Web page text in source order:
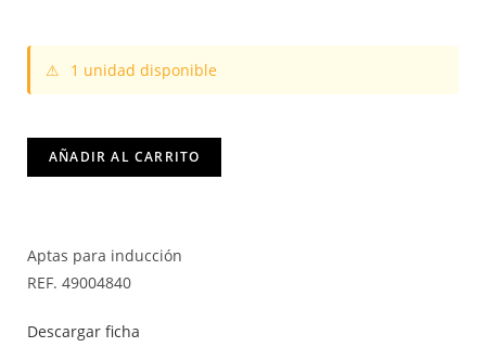
⚠ 1 unidad disponible
AÑADIR AL CARRITO
Aptas para inducción
REF. 49004840
Descargar ficha